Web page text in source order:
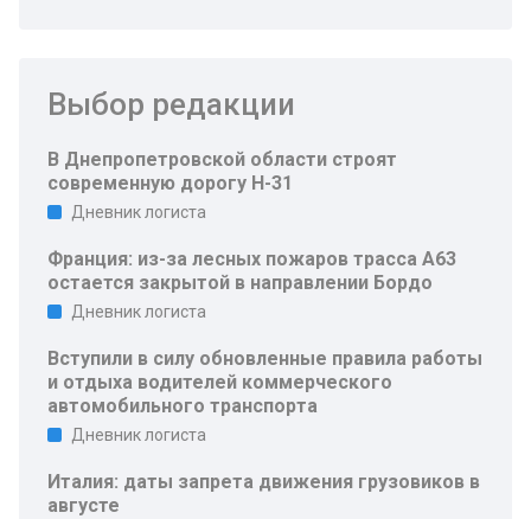
Выбор редакции
В Днепропетровской области строят
современную дорогу Н-31
Дневник логиста
Франция: из-за лесных пожаров трасса A63
остается закрытой в направлении Бордо
Дневник логиста
Вступили в силу обновленные правила работы
и отдыха водителей коммерческого
автомобильного транспорта
Дневник логиста
Италия: даты запрета движения грузовиков в
августе